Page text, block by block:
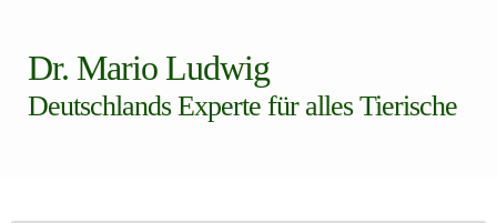
Dr. Mario Ludwig
Deutschlands Experte für alles Tierische